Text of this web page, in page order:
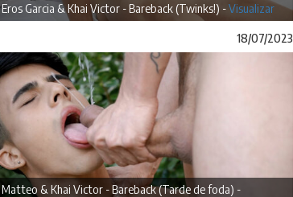
Eros Garcia & Khai Victor - Bareback (Twinks!) -Visualizar
18/07/2023
Matteo & Khai Victor - Bareback (Tarde de foda) -